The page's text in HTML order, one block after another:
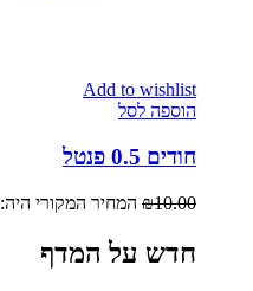
Add to wishlist
הוספה לסל
חודים 0.5 פנטל
₪10.00 המחיר המקורי היה: ₪10.00.
חדש על המדף